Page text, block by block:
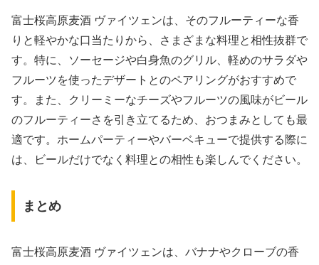
富士桜高原麦酒 ヴァイツェンは、そのフルーティーな香
りと軽やかな口当たりから、さまざまな料理と相性抜群で
す。特に、ソーセージや白身魚のグリル、軽めのサラダや
フルーツを使ったデザートとのペアリングがおすすめで
す。また、クリーミーなチーズやフルーツの風味がビール
のフルーティーさを引き立てるため、おつまみとしても最
適です。ホームパーティーやバーベキューで提供する際に
は、ビールだけでなく料理との相性も楽しんでください。
まとめ
富士桜高原麦酒 ヴァイツェンは、バナナやクローブの香